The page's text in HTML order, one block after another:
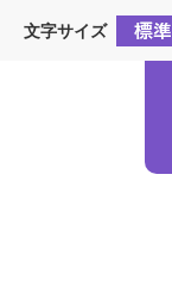
文字サイズ